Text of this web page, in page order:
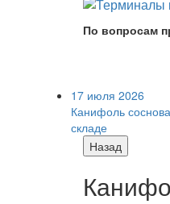
По вопросам
17 июля 2026
Канифоль
складе
Назад